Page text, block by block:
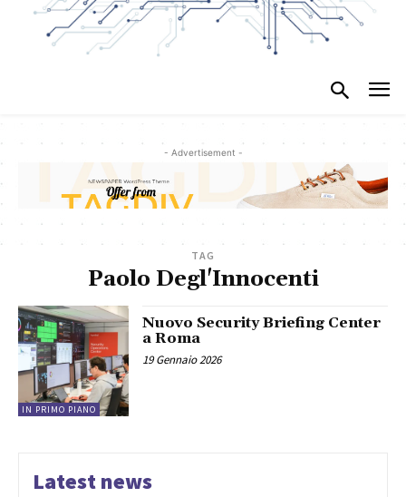
- Advertisement -
TAG
Paolo Degl'Innocenti
IN PRIMO PIANO
Nuovo Security Briefing Center
a Roma
19 Gennaio 2026
Latest news